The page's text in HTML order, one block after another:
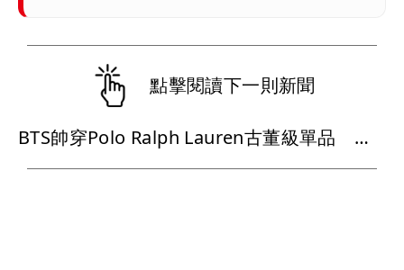
點擊閱讀下一則新聞
BTS帥穿Polo Ralph Lauren古董級單品 舞台上變身美式街頭Boy